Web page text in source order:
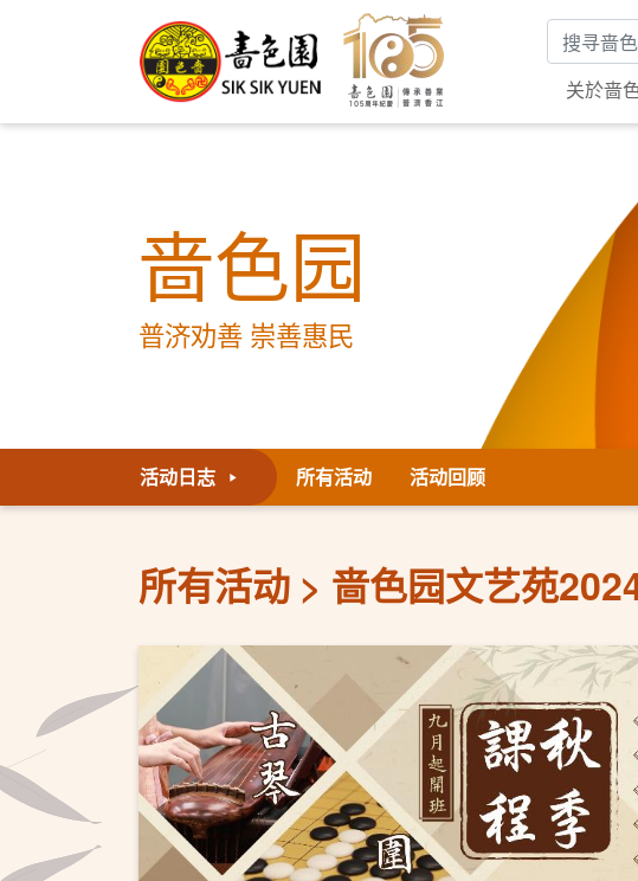
搜寻关键
关於啬
啬色园
普济劝善 崇善惠民
活动日志 所有活动 活动回顾
所有活动 啬色园文艺苑